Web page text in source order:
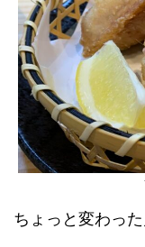
ちょっと変わっ